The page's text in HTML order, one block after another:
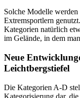
Solche Modelle
Extremsportlern
Kategorien natürlich
im Gelände, in dem
Neue
Leichtbergstiefel
Die Kategorien A-D
Kategorisierung dar,